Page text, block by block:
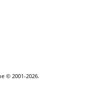
© 2001-2026.